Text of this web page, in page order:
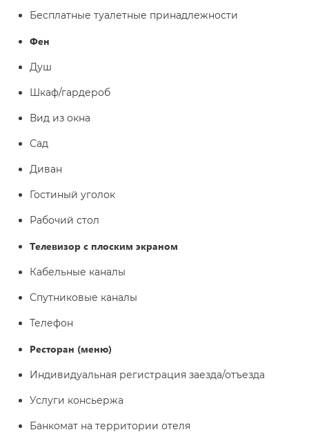
Бесплатные туалетные принадлежности
Фен
Душ
Шкаф/гардероб
Вид из окна
Сад
Диван
Гостиный уголок
Рабочий стол
Телевизор с плоским экраном
Кабельные каналы
Спутниковые каналы
Телефон
Ресторан (меню)
Индивидуальная регистрация заезда/отъезда
Услуги консьержа
Банкомат на территории отеля